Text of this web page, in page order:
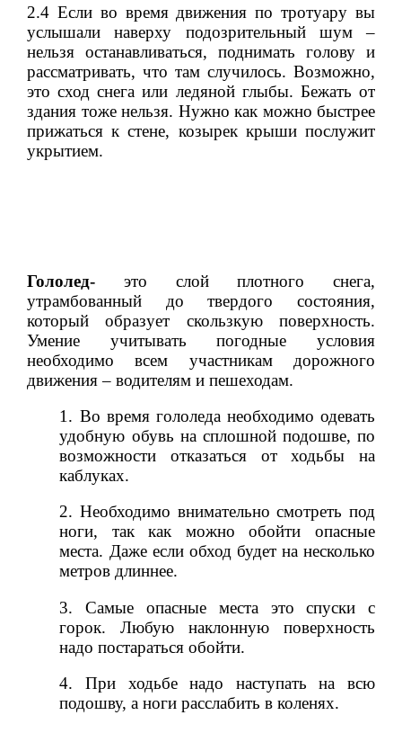
2.4 Если во время движения по тротуару вы
услышали наверху подозрительный шум –
нельзя останавливаться, поднимать голову и
рассматривать, что там случилось. Возможно,
это сход снега или ледяной глыбы. Бежать от
здания тоже нельзя. Нужно как можно быстрее
прижаться к стене, козырек крыши послужит
укрытием.
Гололед-
это слой плотного снега,
утрамбованный до твердого состояния,
который образует скользкую поверхность.
Умение учитывать погодные условия
необходимо всем участникам дорожного
движения – водителям и пешеходам.
1. Во время гололеда необходимо одевать
удобную обувь на сплошной подошве, по
возможности отказаться от ходьбы на
каблуках.
2. Необходимо внимательно смотреть под
ноги, так как можно обойти опасные
места. Даже если обход будет на несколько
метров длиннее.
3.
Самые опасные места это спуски с
горок. Любую наклонную поверхность
надо постараться обойти.
4.
При ходьбе надо наступать на всю
подошву, а ноги расслабить в коленях.